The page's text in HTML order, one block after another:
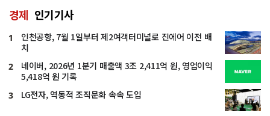
경제 인기기사
1
인천공항, 7월 1일부터 제2여객터미널로 진에어 이전 배
치
2
네이버, 2026년 1분기 매출액 3조 2,411억 원, 영업이익
5,418억 원 기록
3 LG전자, 역동적 조직문화 속속 도입